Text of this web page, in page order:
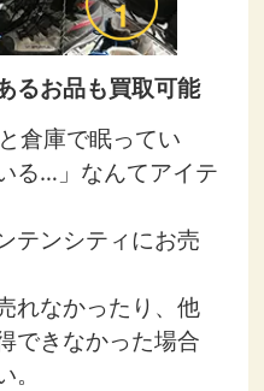
るお品も買取可能
倉庫で眠ってい
る…」なんてアイテ
テンシティにお売
れなかったり、他
できなかった場合